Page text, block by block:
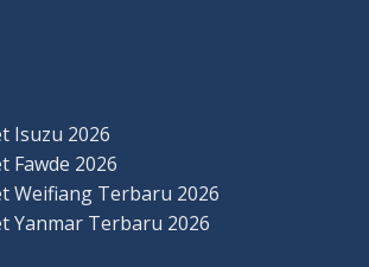
Isuzu 2026
Fawde 2026
Weifiang Terbaru 2026
Yanmar Terbaru 2026